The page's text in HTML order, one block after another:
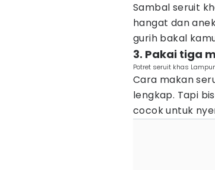
Sambal seruit
hangat dan
gurih bakal
3. Pakai tiga
Potret seruit khas
Cara makan
lengkap. Tapi
cocok untuk